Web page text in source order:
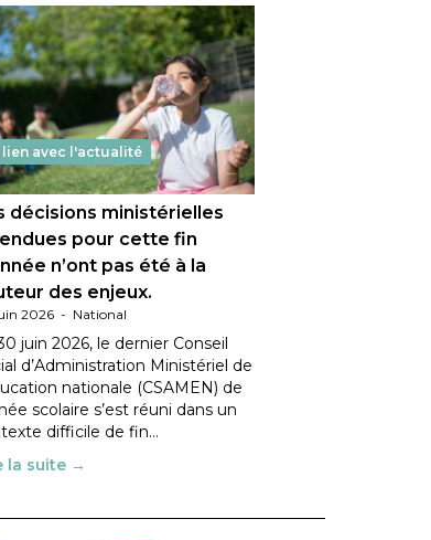
lien avec l'actualité
décisions ministérielles
pour cette fin
n’ont pas été à la
des enjeux.
2026 - National
juin 2026, le dernier Conseil
d’Administration Ministériel de
nationale (CSAMEN) de
scolaire s’est réuni dans un
difficile de fin…
la suite →